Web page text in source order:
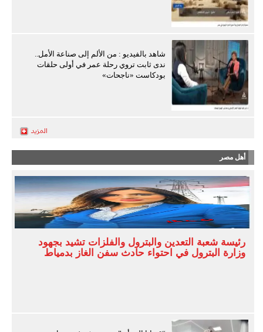
شاهد بالفيديو : من الألم إلى صناعة الأمل..
ندى ثابت تروي رحلة عمر في أولى حلقات
بودكاست «ناجحات»
أهل مصر
رئيسة شعبة التعدين والبترول والفلزات تشيد بجهود
وزارة البترول في احتواء حادث سفن الغاز بدمياط